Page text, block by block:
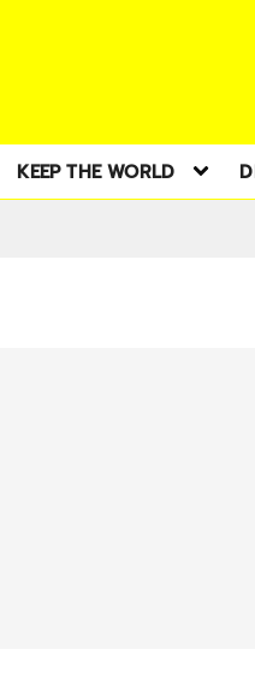
KEEP THE WORLD